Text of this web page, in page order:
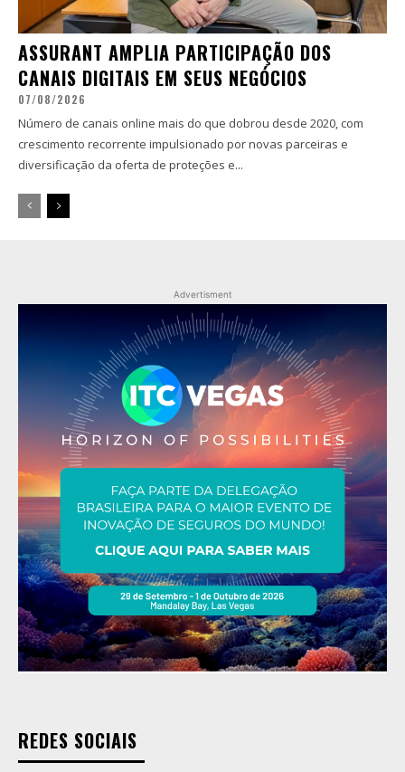
ASSURANT AMPLIA PARTICIPAÇÃO DOS
CANAIS DIGITAIS EM SEUS NEGÓCIOS
07/08/2026
Número de canais online mais do que dobrou desde 2020, com
crescimento recorrente impulsionado por novas parceiras e
diversificação da oferta de proteções e...
Advertisment
REDES SOCIAIS